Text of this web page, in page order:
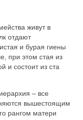
живут в
отдают
и бурая гиены
при этом стая из
и состоит из ста
– все
вышестоящим
рангом матери